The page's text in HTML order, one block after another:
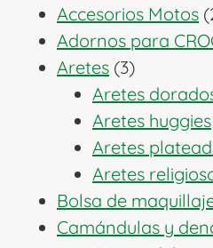
Accesorios Motos
Adornos para
Aretes 33
productos
Aretes
Aretes huggies
Aretes
Aretes
Bolsa de
Camándulas y